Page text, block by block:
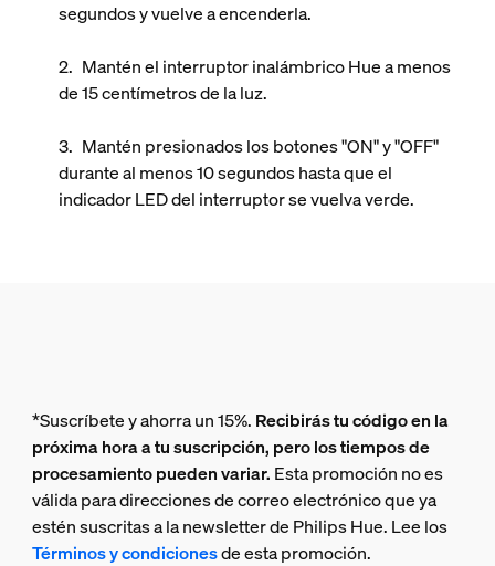
segundos y vuelve a encenderla.
Mantén el interruptor inalámbrico Hue a menos
de 15 centímetros de la luz.
Mantén presionados los botones "ON" y "OFF"
durante al menos 10 segundos hasta que el
indicador LED del interruptor se vuelva verde.
*Suscríbete y ahorra un 15%. Recibirás tu código en la
próxima hora a tu suscripción, pero los tiempos de
procesamiento pueden variar. Esta promoción no es
válida para direcciones de correo electrónico que ya
estén suscritas a la newsletter de Philips Hue. Lee los
Términos y condicionesde esta promoción.